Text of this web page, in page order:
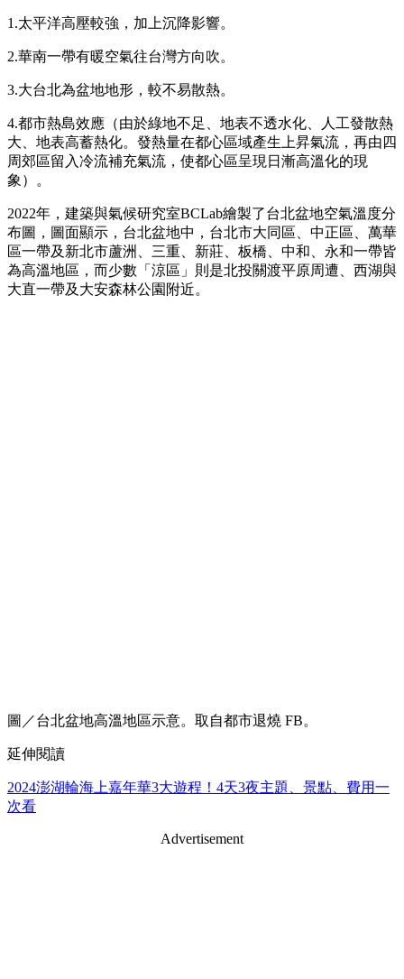
1.太平洋高壓較強，加上沉降影響。
2.華南一帶有暖空氣往台灣方向吹。
3.大台北為盆地地形，較不易散熱。
4.都市熱島效應（由於綠地不足、地表不透水化、人工發散熱
大、地表高蓄熱化。發熱量在都心區域產生上昇氣流，再由四
周郊區留入冷流補充氣流，使都心區呈現日漸高溫化的現
象）。
2022年，建築與氣候研究室BCLab繪製了台北盆地空氣溫度分
布圖，圖面顯示，台北盆地中，台北市大同區、中正區、萬華
區一帶及新北市蘆洲、三重、新莊、板橋、中和、永和一帶皆
為高溫地區，而少數「涼區」則是北投關渡平原周遭、西湖與
大直一帶及大安森林公園附近。
圖／台北盆地高溫地區示意。取自都市退燒 FB。
延伸閱讀
2024澎湖輪海上嘉年華3大遊程！4天3夜主題、景點、費用一
次看
Advertisement